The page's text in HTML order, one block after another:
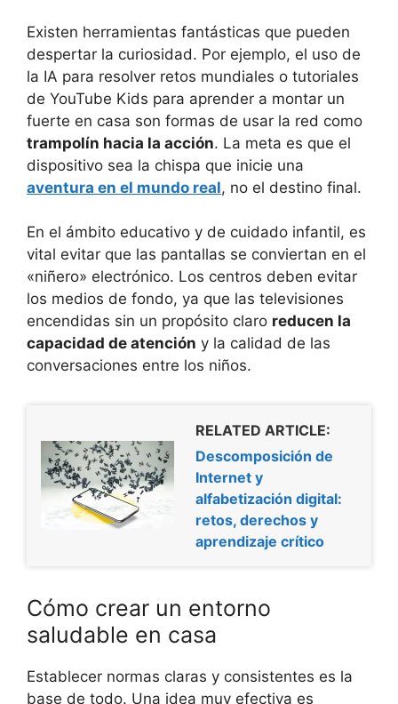
Existen herramientas fantásticas que pueden
despertar la curiosidad. Por ejemplo, el uso de
la IA para resolver retos mundiales o tutoriales
de YouTube Kids para aprender a montar un
fuerte en casa son formas de usar la red como
trampolín hacia la acción. La meta es que el
dispositivo sea la chispa que inicie una
aventura en el mundo real, no el destino final.
En el ámbito educativo y de cuidado infantil, es
vital evitar que las pantallas se conviertan en el
«niñero» electrónico. Los centros deben evitar
los medios de fondo, ya que las televisiones
encendidas sin un propósito claro reducen la
capacidad de atención y la calidad de las
conversaciones entre los niños.
RELATED ARTICLE:
Descomposición de
Internet y
alfabetización digital:
retos, derechos y
aprendizaje crítico
Cómo crear un entorno
saludable en casa
Establecer normas claras y consistentes es la
base de todo. Una idea muy efectiva es